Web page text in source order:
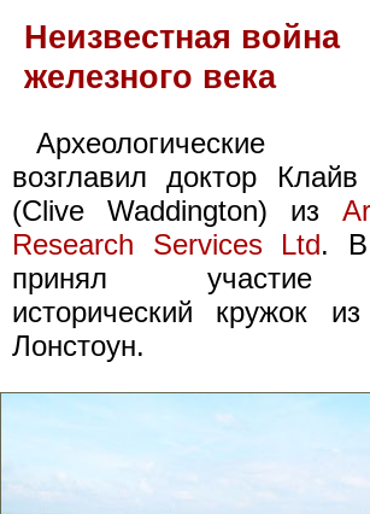
Неизвестная война
железного века
Археологические
возглавил доктор Клайв
(Clive Waddington) из
Research Services Ltd. В
принял участие
исторический кружок
Лонстоун.